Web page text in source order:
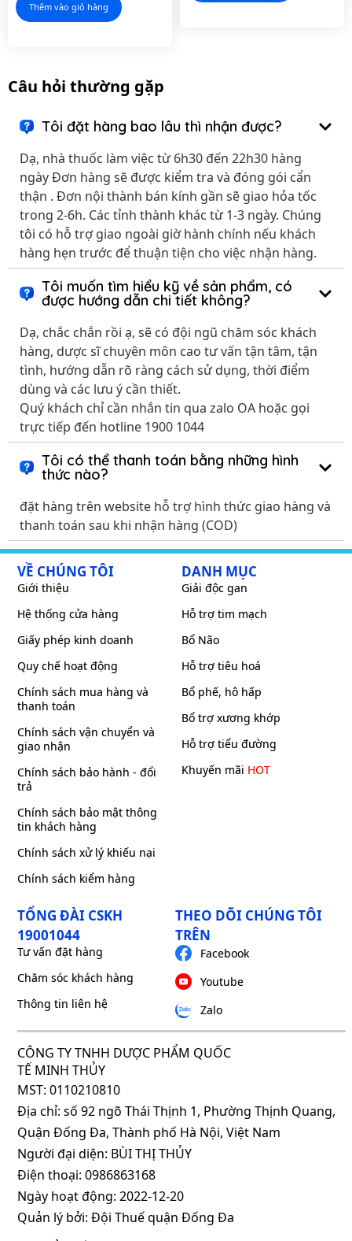
Thêm vào giỏ hàng
Câu hỏi thường gặp
Tôi đặt hàng bao lâu thì nhận được?
Dạ, nhà thuốc làm việc từ 6h30 đến 22h30 hàng
ngày Đơn hàng sẽ được kiểm tra và đóng gói cẩn
thận . Đơn nội thành bán kính gần sẽ giao hỏa tốc
trong 2-6h. Các tỉnh thành khác từ 1-3 ngày. Chúng
tôi có hỗ trợ giao ngoài giờ hành chính nếu khách
hàng hẹn trước để thuận tiện cho việc nhận hàng.
Tôi muốn tìm hiểu kỹ về sản phẩm, có
được hướng dẫn chi tiết không?
Dạ, chắc chắn rồi ạ, sẽ có đội ngũ chăm sóc khách
hàng, dược sĩ chuyên môn cao tư vấn tận tâm, tận
tình, hướng dẫn rõ ràng cách sử dụng, thời điểm
dùng và các lưu ý cần thiết.
Quý khách chỉ cần nhắn tin qua zalo OA hoặc gọi
trực tiếp đến hotline 1900 1044
Tôi có thể thanh toán bằng những hình
thức nào?
đặt hàng trên website hỗ trợ hình thức giao hàng và
thanh toán sau khi nhận hàng (COD)
VỀ CHÚNG TÔI
Giới thiệu
Hệ thống cửa hàng
Giấy phép kinh doanh
Quy chế hoạt động
Chính sách mua hàng và
thanh toán
Chính sách vận chuyển và
giao nhận
Chính sách bảo hành - đổi
trả
Chính sách bảo mật thông
tin khách hàng
Chính sách xử lý khiếu nại
Chính sách kiểm hàng
DANH MỤC
Giải độc gan
Hỗ trợ tim mạch
Bổ Não
Hỗ trợ tiêu hoá
Bổ phế, hô hấp
Bổ trợ xương khớp
Hỗ trợ tiểu đường
Khuyến mãi HOT
TỔNG ĐÀI CSKH
19001044
Tư vấn đặt hàng
Chăm sóc khách hàng
Thông tin liên hệ
THEO DÕI CHÚNG TÔI
TRÊN
Facebook
Youtube
Zalo
CÔNG TY TNHH DƯỢC PHẨM QUỐC
TẾ MINH THỦY
MST: 0110210810
Địa chỉ: số 92 ngõ Thái Thịnh 1, Phường Thịnh Quang,
Quận Đống Đa, Thành phố Hà Nội, Việt Nam
Người đại diện: BÙI THỊ THỦY
Điện thoại: 0986863168
Ngày hoạt động: 2022-12-20
Quản lý bởi: Đội Thuế quận Đống Đa